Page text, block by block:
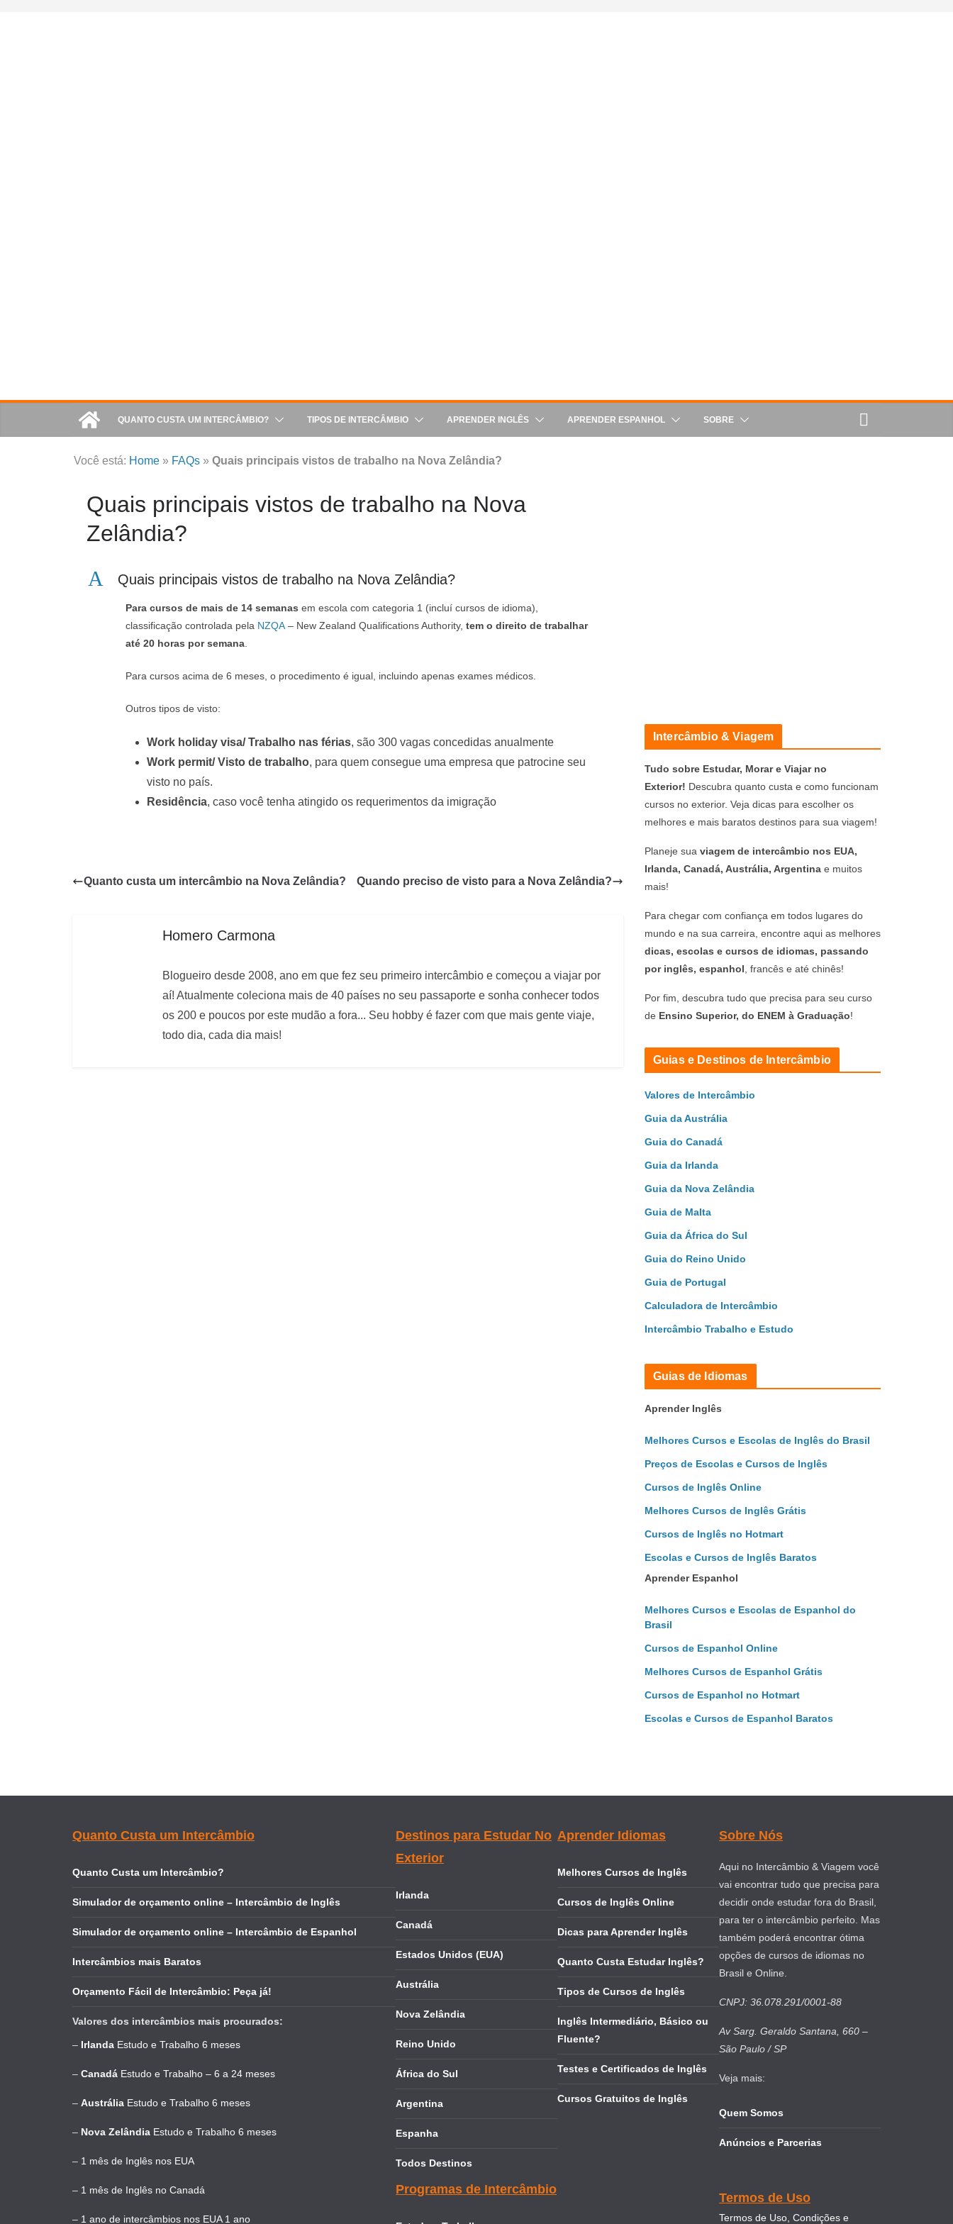
QUANTO CUSTA UM INTERCÂMBIO? TIPOS DE INTERCÂMBIO APRENDER INGLÊS APRENDER ESPANHOL SOBRE
Você está: Home » FAQs » Quais principais vistos de trabalho na Nova Zelândia?
Quais principais vistos de trabalho na Nova
Zelândia?
A Quais principais vistos de trabalho na Nova Zelândia?
Para cursos de mais de 14 semanas em escola com categoria 1 (incluí cursos de idioma),
classificação controlada pela NZQA – New Zealand Qualifications Authority, tem o direito de trabalhar
até 20 horas por semana
Para cursos acima de 6 meses, o procedimento é igual, incluindo apenas exames médicos.
Outros tipos de visto:
Work holiday visa/ Trabalho nas férias, são 300 vagas concedidas anualmente
Work permit/ Visto de trabalho, para quem consegue uma empresa que patrocine seu
visto no país.
Residência, caso você tenha atingido os requerimentos da imigração
Quanto custa um intercâmbio na Nova Zelândia? Quando preciso de visto para a Nova Zelândia?
Homero Carmona
Blogueiro desde 2008, ano em que fez seu primeiro intercâmbio e começou a viajar por
aí! Atualmente coleciona mais de 40 países no seu passaporte e sonha conhecer todos
os 200 e poucos por este mudão a fora... Seu hobby é fazer com que mais gente viaje,
todo dia, cada dia mais!
Intercâmbio & Viagem
Tudo sobre Estudar, Morar e Viajar no
Exterior! Descubra quanto custa e como funcionam
cursos no exterior. Veja dicas para escolher os
melhores e mais baratos destinos para sua viagem!
Planeje sua viagem de intercâmbio nos EUA,
Irlanda, Canadá, Austrália, Argentina e muitos
mais!
Para chegar com confiança em todos lugares do
mundo e na sua carreira, encontre aqui as melhores
dicas, escolas e cursos de idiomas, passando
por inglês, espanhol , francês e até chinês!
Por fim, descubra tudo que precisa para seu curso
de Ensino Superior, do ENEM à Graduação!
Guias e Destinos de Intercâmbio
Valores de Intercâmbio
Guia da Austrália
Guia do Canadá
Guia da Irlanda
Guia da Nova Zelândia
Guia de Malta
Guia da África do Sul
Guia do Reino Unido
Guia de Portugal
Calculadora de Intercâmbio
Intercâmbio Trabalho e Estudo
Guias de Idiomas
Aprender Inglês
Melhores Cursos e Escolas de Inglês do Brasil
Preços de Escolas e Cursos de Inglês
Cursos de Inglês Online
Melhores Cursos de Inglês Grátis
Cursos de Inglês no Hotmart
Escolas e Cursos de Inglês Baratos
Aprender Espanhol
Melhores Cursos e Escolas de Espanhol do
Brasil
Cursos de Espanhol Online
Melhores Cursos de Espanhol Grátis
Cursos de Espanhol no Hotmart
Escolas e Cursos de Espanhol Baratos
Quanto Custa um Intercâmbio
Quanto Custa um Intercâmbio?
Simulador de orçamento online – Intercâmbio de Inglês
Simulador de orçamento online – Intercâmbio de Espanhol
Intercâmbios mais Baratos
Orçamento Fácil de Intercâmbio: Peça já!
Valores dos intercâmbios mais procurados:
– Irlanda Estudo e Trabalho 6 meses
– Canadá Estudo e Trabalho – 6 a 24 meses
– Austrália Estudo e Trabalho 6 meses
– Nova Zelândia Estudo e Trabalho 6 meses
– 1 mês de Inglês nos EUA
– 1 mês de Inglês no Canadá
– 1 ano de intercâmbios nos EUA 1 ano
Destinos para Estudar No
Exterior
Irlanda
Canadá
Estados Unidos (EUA)
Austrália
Nova Zelândia
Reino Unido
África do Sul
Argentina
Espanha
Todos Destinos
Programas de Intercâmbio
Aprender Idiomas
Melhores Cursos de Inglês
Cursos de Inglês Online
Dicas para Aprender Inglês
Quanto Custa Estudar Inglês?
Tipos de Cursos de Inglês
Inglês Intermediário, Básico ou
Fluente?
Testes e Certificados de Inglês
Cursos Gratuitos de Inglês
Sobre Nós
Aqui no Intercâmbio & Viagem você
vai encontrar tudo que precisa para
decidir onde estudar fora do Brasil,
para ter o intercâmbio perfeito. Mas
também poderá encontrar ótima
opções de cursos de idiomas no
Brasil e Online.
CNPJ: 36.078.291/0001-88
Av Sarg. Geraldo Santana, 660 –
São Paulo / SP
Veja mais:
Quem Somos
Anúncios e Parcerias
Termos de Uso
Termos de Uso, Condições e